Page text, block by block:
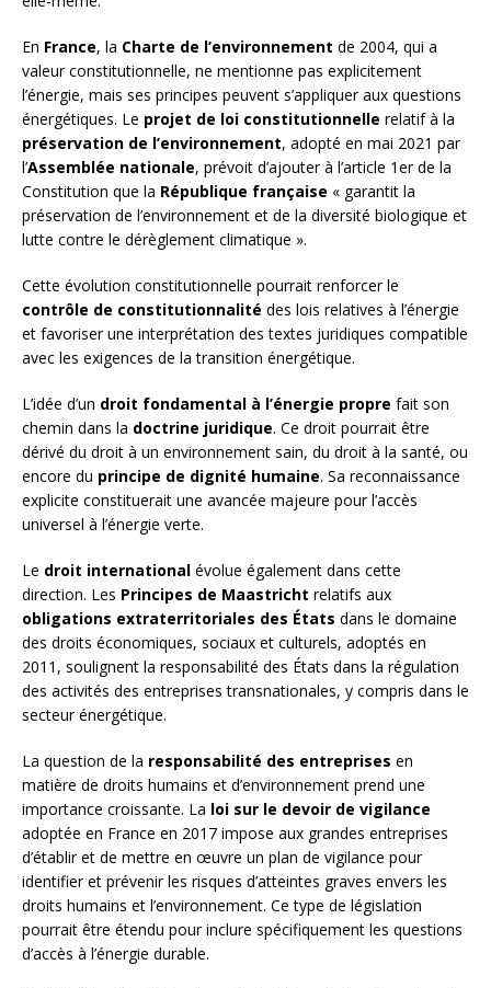
En France, la Charte de l’environnement de 2004, qui a
valeur constitutionnelle, ne mentionne pas explicitement
l’énergie, mais ses principes peuvent s’appliquer aux questions
énergétiques. Le projet de loi constitutionnelle relatif à la
préservation de l’environnement, adopté en mai 2021 par
l’Assemblée nationale, prévoit d’ajouter à l’article 1er de la
Constitution que la République française « garantit la
préservation de l’environnement et de la diversité biologique et
lutte contre le dérèglement climatique ».
Cette évolution constitutionnelle pourrait renforcer le
contrôle de constitutionnalité des lois relatives à l’énergie
et favoriser une interprétation des textes juridiques compatible
avec les exigences de la transition énergétique.
L’idée d’un droit fondamental à l’énergie propre fait son
chemin dans la doctrine juridique. Ce droit pourrait être
dérivé du droit à un environnement sain, du droit à la santé, ou
encore du principe de dignité humaine. Sa reconnaissance
explicite constituerait une avancée majeure pour l’accès
universel à l’énergie verte.
Le droit international évolue également dans cette
direction. Les Principes de Maastricht relatifs aux
obligations extraterritoriales des États dans le domaine
des droits économiques, sociaux et culturels, adoptés en
2011, soulignent la responsabilité des États dans la régulation
des activités des entreprises transnationales, y compris dans le
secteur énergétique.
La question de la responsabilité des entreprises en
matière de droits humains et d’environnement prend une
importance croissante. La loi sur le devoir de vigilance
adoptée en France en 2017 impose aux grandes entreprises
d’établir et de mettre en œuvre un plan de vigilance pour
identifier et prévenir les risques d’atteintes graves envers les
droits humains et l’environnement. Ce type de législation
pourrait être étendu pour inclure spécifiquement les questions
d’accès à l’énergie durable.